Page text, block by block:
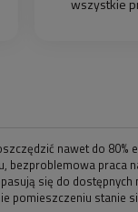
wszystkie
nawet do 80%
praca
się do
pomieszczeniu stanie